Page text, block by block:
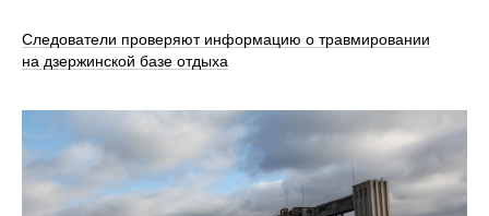
Следователи проверяют информацию о травмировании
на дзержинской базе отдыха